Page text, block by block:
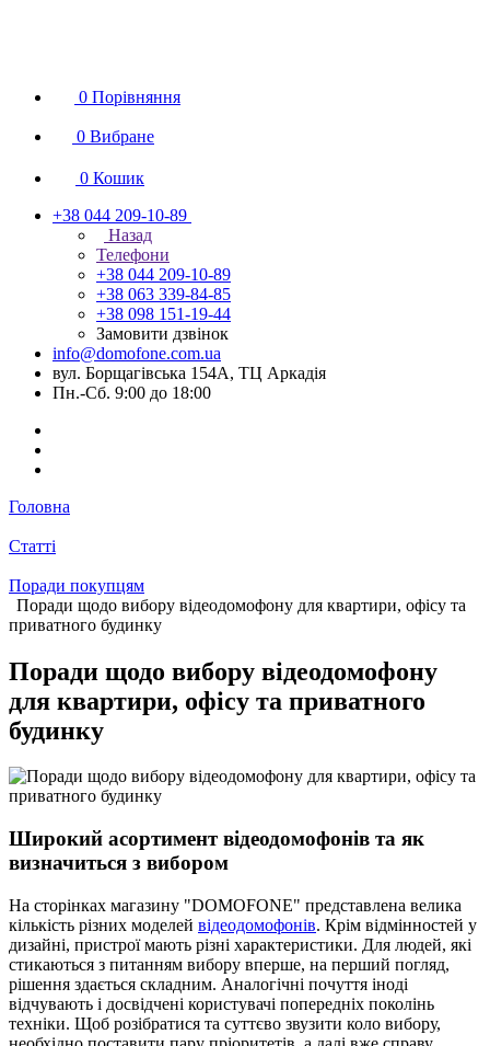
0 Порівняння
0 Вибране
0 Кошик
+38 044 209-10-89
Назад
Телефони
+38 044 209-10-89
+38 063 339-84-85
+38 098 151-19-44
Замовити дзвінок
info@domofone.com.ua
вул. Борщагівська 154А, ТЦ Аркадія
Пн.-Сб. 9:00 до 18:00
Головна
Статті
Поради покупцям
Поради щодо вибору відеодомофону для квартири, офісу та
приватного будинку
Поради щодо вибору відеодомофону
для квартири, офісу та приватного
будинку
Широкий асортимент відеодомофонів та як
визначиться з вибором
На сторінках магазину "DOMOFONE" представлена велика
кількість різних моделей відеодомофонів. Крім відмінностей у
дизайні, пристрої мають різні характеристики. Для людей, які
стикаються з питанням вибору вперше, на перший погляд,
рішення здається складним. Аналогічні почуття іноді
відчувають і досвідчені користувачі попередніх поколінь
техніки. Щоб розібратися та суттєво звузити коло вибору,